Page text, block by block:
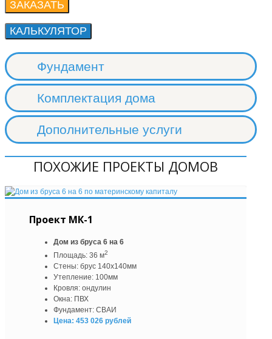
Фундамент
Комплектация дома
Дополнительные услуги
ПОХОЖИЕ ПРОЕКТЫ ДОМОВ
Проект МК-1
Дом из бруса 6 на 6
Площадь: 36 м2
Стены: брус 140х140мм
Утепление: 100мм
Кровля: ондулин
Окна: ПВХ
Фундамент: СВАИ
Цена: 453 026 рублей